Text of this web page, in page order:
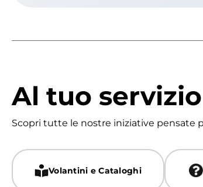
Al tuo servizio
Scopri tutte le nostre iniziative pensate
Volantini e Cataloghi